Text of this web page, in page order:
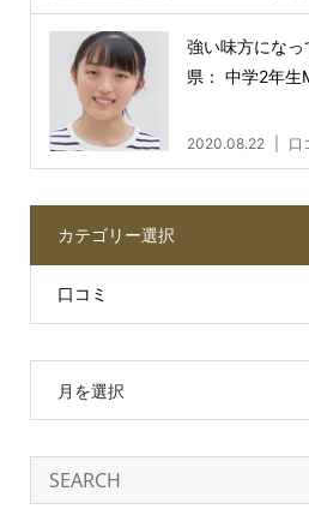
強い味方にな
県： 中学2年生
2020.08.22 口
カテゴリー選択
口コミ
月を選択